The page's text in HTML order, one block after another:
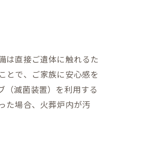
は直接ご遺体に触れるた
とで、ご家族に安心感を
（滅菌装置）を利用する
た場合、火葬炉内が汚